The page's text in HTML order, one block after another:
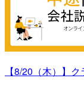
【8/20（木）】